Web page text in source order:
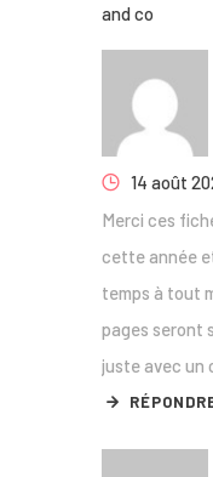
and co
14 août
Merci ces
cette année
temps à tout
pages seront
juste avec un